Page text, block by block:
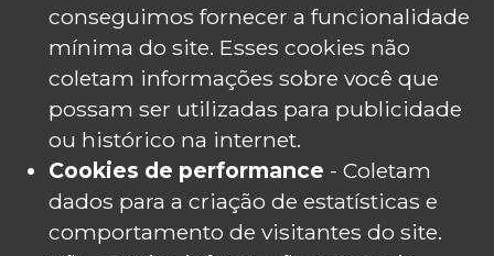
conseguimos fornecer a funcionalidade
mínima do site. Esses cookies não
coletam informações sobre você que
possam ser utilizadas para publicidade
ou histórico na internet.
Cookies de performance - Coletam
dados para a criação de estatísticas e
comportamento de visitantes do site.